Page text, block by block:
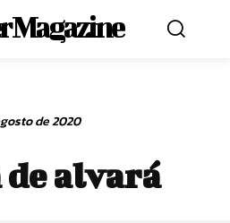
Magazine
de 2020
alvará